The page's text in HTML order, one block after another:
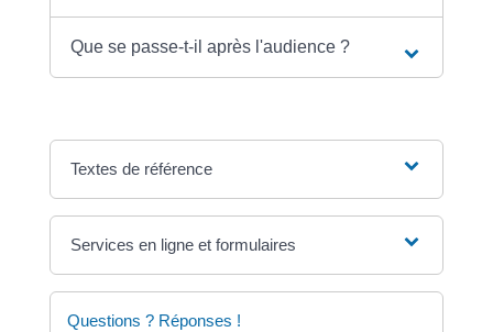
Que se passe-t-il après l'audience ?
Textes de référence
Services en ligne et formulaires
Questions ? Réponses !